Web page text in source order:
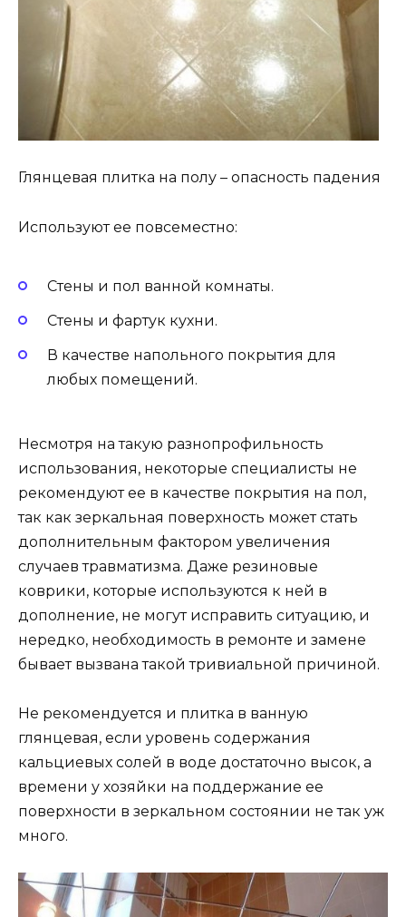
Глянцевая плитка на полу – опасность падения
Используют ее повсеместно:
Стены и пол ванной комнаты.
Стены и фартук кухни.
В качестве напольного покрытия для
любых помещений.
Несмотря на такую разнопрофильность
использования, некоторые специалисты не
рекомендуют ее в качестве покрытия на пол,
так как зеркальная поверхность может стать
дополнительным фактором увеличения
случаев травматизма. Даже резиновые
коврики, которые используются к ней в
дополнение, не могут исправить ситуацию, и
нередко, необходимость в ремонте и замене
бывает вызвана такой тривиальной причиной.
Не рекомендуется и плитка в ванную
глянцевая, если уровень содержания
кальциевых солей в воде достаточно высок, а
времени у хозяйки на поддержание ее
поверхности в зеркальном состоянии не так уж
много.